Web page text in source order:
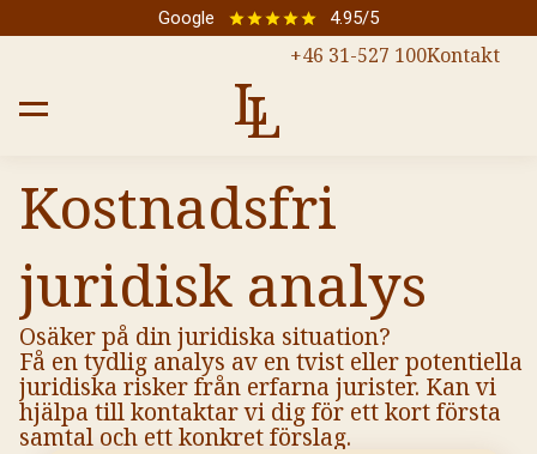
Google 4.95/5
+46 31-527 100Kontakt
L
L
Kontakt
Kostnadsfri
juridisk analys
Osäker på din juridiska situation?
Få en tydlig analys av en tvist eller potentiella
juridiska risker från erfarna jurister. Kan vi
hjälpa till kontaktar vi dig för ett kort första
samtal och ett konkret förslag.